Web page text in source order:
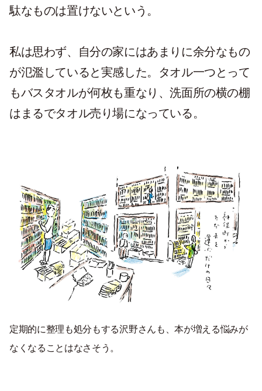
駄なものは置けないという。
私は思わず、自分の家にはあまりに余分なもの
が氾濫していると実感した。タオル一つとって
もバスタオルが何枚も重なり、洗面所の横の棚
はまるでタオル売り場になっている。
定期的に整理も処分もする沢野さんも、本が増える悩みが
なくなることはなさそう。